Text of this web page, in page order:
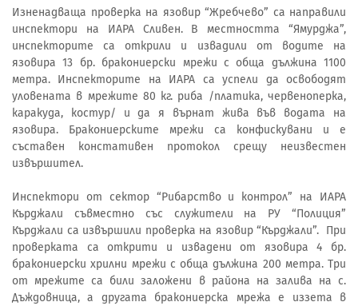
Изненадваща проверка на язовир “Жребчево” са направили
инспектори на ИАРА Сливен. В местността “Ямурджа”,
инспекторите са открили и извадили от водите на
язовира 13 бр. бракониерски мрежи с обща дължина 1100
метра. Инспекторите на ИАРА са успели да освободят
уловената в мрежите 80 кг. риба /платика, червеноперка,
каракуда, костур/ и да я върнат жива във водата на
язовира. Бракониерските мрежи са конфискувани и е
съставен констативен протокол срещу неизвестен
извършител.
Инспектори от сектор “Рибарство и контрол” на ИАРА
Кърджали съвместно със служители на РУ “Полиция”
Кърджали са извършили проверка на язовир “Кърджали”. При
проверката са открити и извадени от язовира 4 бр.
бракониерски хрилни мрежи с обща дължина 200 метра. Три
от мрежите са били заложени в района на залива на с.
Дъждовница, а другата бракониерска мрежа е иззета в